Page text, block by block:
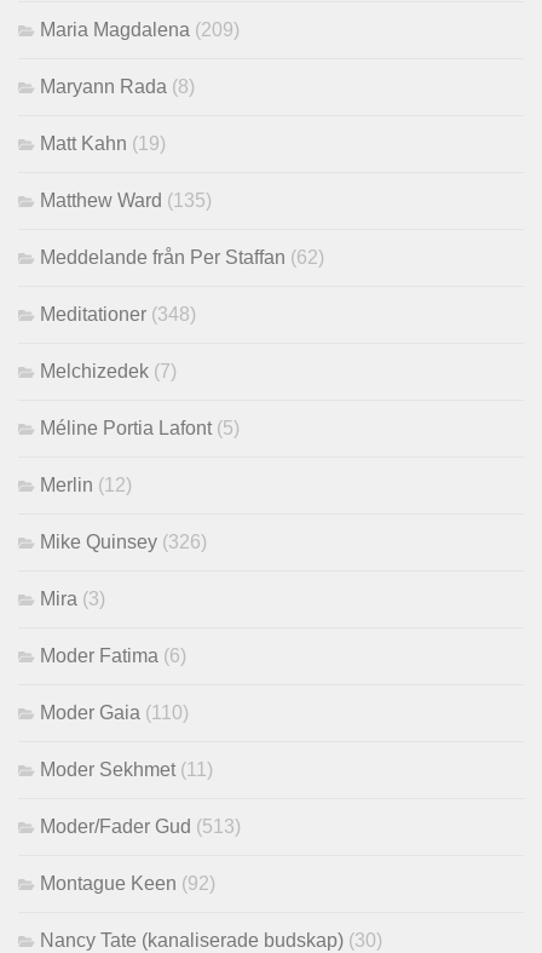
Maria Magdalena (209)
Maryann Rada (8)
Matt Kahn (19)
Matthew Ward (135)
Meddelande från Per Staffan (62)
Meditationer (348)
Melchizedek (7)
Méline Portia Lafont(5)
Merlin (12)
Mike Quinsey (326)
Mira (3)
Moder Fatima (6)
Moder Gaia (110)
Moder Sekhmet(11)
Moder/Fader Gud (513)
Montague Keen (92)
Nancy Tate (kanaliserade budskap) (30)